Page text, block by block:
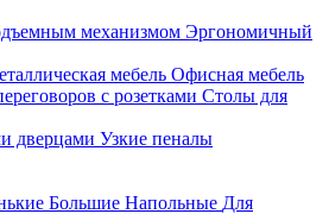
механизмом Эргономичный
мебель Офисная мебель
с розетками Столы для
дверцами Узкие пеналы
Большие Напольные Для